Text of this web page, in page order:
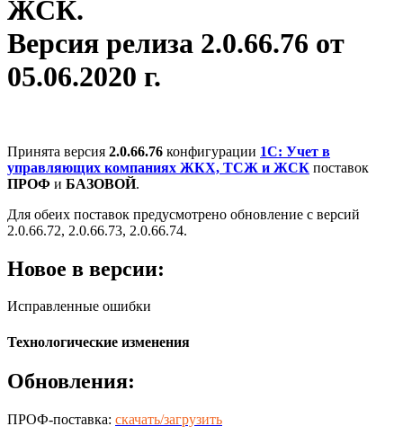
ЖСК.
Версия релиза 2.0.66.76 от
05.06.2020 г.
Принята версия 2.0.66.76 конфигурации 1С: Учет в
управляющих компаниях ЖКХ, ТСЖ и ЖСК поставок
ПРОФ и БАЗОВОЙ.
Для обеих поставок предусмотрено обновление с версий
2.0.66.72, 2.0.66.73, 2.0.66.74.
Новое в версии:
Исправленные ошибки
Технологические изменения
Обновления:
ПРОФ-поставка: скачать/загрузить